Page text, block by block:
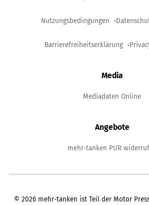
Nutzungsbedingungen
Barrierefreiheitserklärung
Media
Mediadaten Online
Angebote
mehr-tanken PUR
© 2026 mehr-tanken ist Teil der Motor